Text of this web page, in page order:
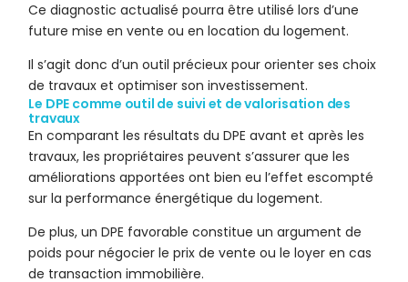
Ce diagnostic actualisé pourra être utilisé lors d’une
future mise en vente ou en location du logement.
Il s’agit donc d’un outil précieux pour orienter ses choix
de travaux et optimiser son investissement.
Le DPE comme outil de suivi et de valorisation des
travaux
En comparant les résultats du DPE avant et après les
travaux, les propriétaires peuvent s’assurer que les
améliorations apportées ont bien eu l’effet escompté
sur la performance énergétique du logement.
De plus, un DPE favorable constitue un argument de
poids pour négocier le prix de vente ou le loyer en cas
de transaction immobilière.